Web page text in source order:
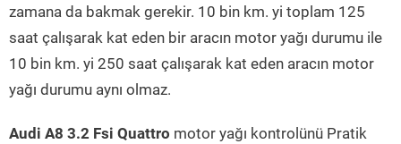
zamana da bakmak gerekir. 10 bin km. yi toplam 125
saat çalışarak kat eden bir aracın motor yağı durumu ile
10 bin km. yi 250 saat çalışarak kat eden aracın motor
yağı durumu aynı olmaz.
Audi A8 3.2 Fsi Quattro motor yağı kontrolünü Pratik